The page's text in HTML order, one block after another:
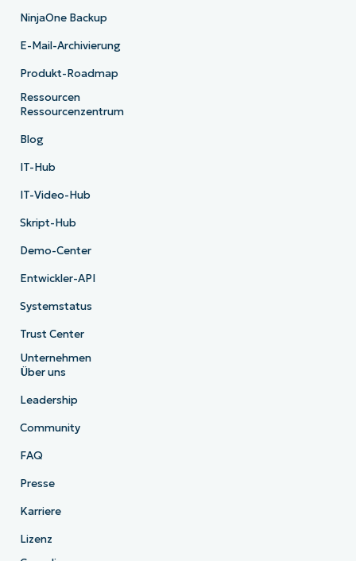
NinjaOne Backup
E-Mail-Archivierung
Produkt-Roadmap
Ressourcen
Ressourcenzentrum
Blog
IT-Hub
IT-Video-Hub
Skript-Hub
Demo-Center
Entwickler-API
Systemstatus
Trust Center
Unternehmen
Über uns
Leadership
Community
FAQ
Presse
Karriere
Lizenz